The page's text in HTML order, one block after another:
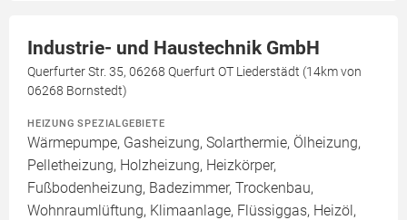
Industrie- und Haustechnik GmbH
Querfurter Str. 35, 06268 Querfurt OT Liederstädt (14km von
06268 Bornstedt)
HEIZUNG SPEZIALGEBIETE
Wärmepumpe, Gasheizung, Solarthermie, Ölheizung,
Pelletheizung, Holzheizung, Heizkörper,
Fußbodenheizung, Badezimmer, Trockenbau,
Wohnraumlüftung, Klimaanlage, Flüssiggas, Heizöl,